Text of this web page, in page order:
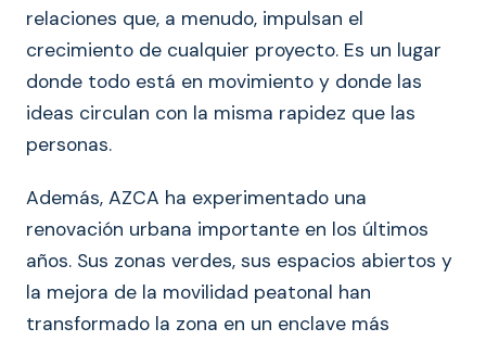
relaciones que, a menudo, impulsan el
crecimiento de cualquier proyecto. Es un lugar
donde todo está en movimiento y donde las
ideas circulan con la misma rapidez que las
personas.
Además, AZCA ha experimentado una
renovación urbana importante en los últimos
años. Sus zonas verdes, sus espacios abiertos y
la mejora de la movilidad peatonal han
transformado la zona en un enclave más